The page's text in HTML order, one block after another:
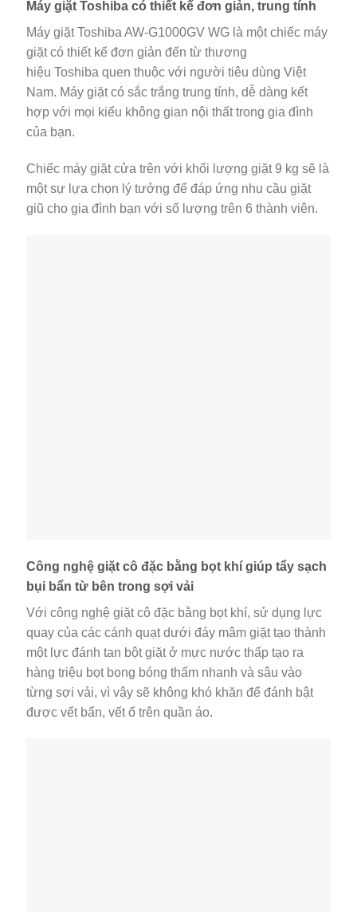
Máy giặt Toshiba có thiết kế đơn giản, trung tính
Máy giặt Toshiba AW-G1000GV WG là một chiếc máy
giặt có thiết kế đơn giản đến từ thương
hiệu Toshiba quen thuộc với người tiêu dùng Việt
Nam. Máy giặt có sắc trắng trung tính, dễ dàng kết
hợp với mọi kiểu không gian nội thất trong gia đình
của bạn.
Chiếc máy giặt cửa trên với khối lượng giặt 9 kg sẽ là
một sự lựa chọn lý tưởng để đáp ứng nhu cầu giặt
giũ cho gia đình bạn với số lượng trên 6 thành viên.
Công nghệ giặt cô đặc bằng bọt khí giúp tẩy sạch
bụi bẩn từ bên trong sợi vải
Với công nghệ giặt cô đặc bằng bọt khí, sử dụng lực
quay của các cánh quạt dưới đáy mâm giặt tạo thành
một lực đánh tan bột giặt ở mực nước thấp tạo ra
hàng triệu bọt bong bóng thấm nhanh và sâu vào
từng sợi vải, vì vậy sẽ không khó khăn để đánh bật
được vết bẩn, vết ố trên quần áo.